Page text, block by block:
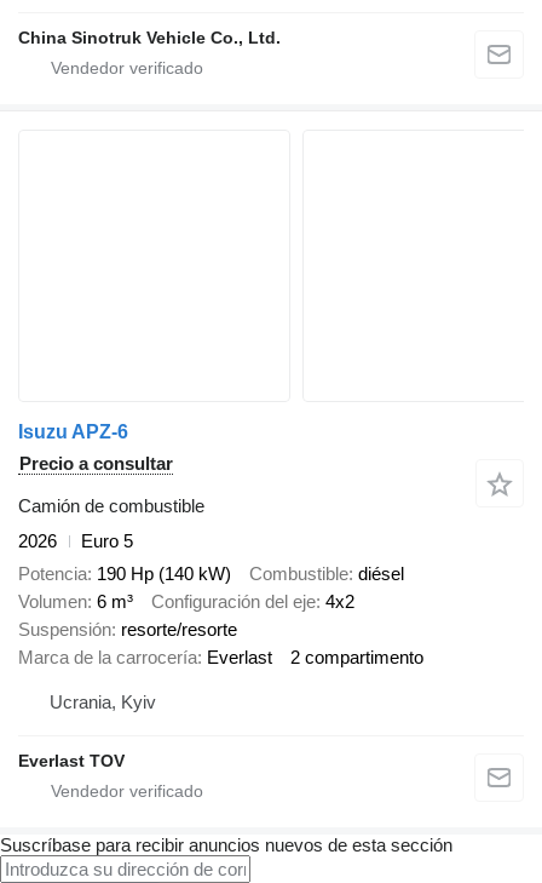
China Sinotruk Vehicle Co., Ltd.
Isuzu APZ-6
Precio a consultar
Camión de combustible
2026
Euro 5
Potencia 190 Hp (140 kW) Combustible diésel
Volumen 6 m³ Configuración del eje 4x2
Suspensión resorte/resorte
Marca de la carrocería Everlast 2 compartimento
Ucrania, Kyiv
Everlast TOV
Suscríbase para recibir anuncios nuevos de esta sección